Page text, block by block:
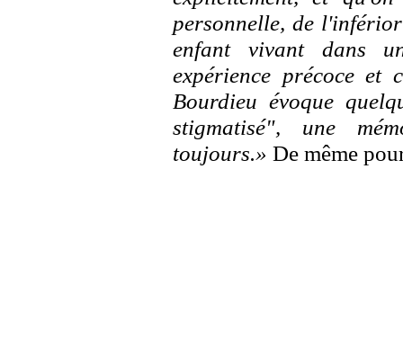
personnelle, de
enfant vivant dans
expérience précoce et
Bourdieu évoque
stigmatisé", une
toujours.» De même